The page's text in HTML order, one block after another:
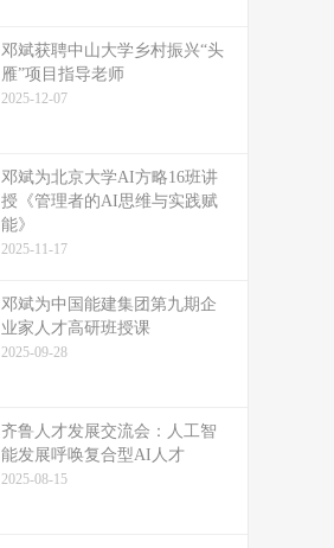
邓斌获聘中山大学乡村振兴“头
雁”项目指导老师
2025-12-07
邓斌为北京大学AI方略16班讲
授《管理者的AI思维与实践赋
能》
2025-11-17
邓斌为中国能建集团第九期企
业家人才高研班授课
2025-09-28
齐鲁人才发展交流会：人工智
能发展呼唤复合型AI人才
2025-08-15